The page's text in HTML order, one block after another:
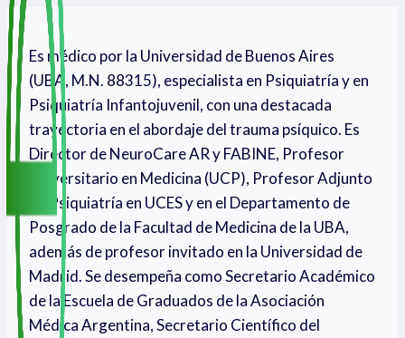
Es médico por la Universidad de Buenos Aires
(UBA, M.N. 88315), especialista en Psiquiatría y en
Psiquiatría Infantojuvenil, con una destacada
trayectoria en el abordaje del trauma psíquico. Es
Director de NeuroCare AR y FABINE, Profesor
Universitario en Medicina (UCP), Profesor Adjunto
de Psiquiatría en UCES y en el Departamento de
Posgrado de la Facultad de Medicina de la UBA,
además de profesor invitado en la Universidad de
Madrid. Se desempeña como Secretario Académico
de la Escuela de Graduados de la Asociación
Médica Argentina, Secretario Científico del